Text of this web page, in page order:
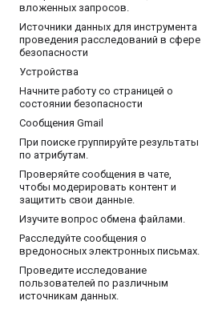
вложенных запросов.
Источники данных для инструмента
проведения расследований в сфере
безопасности
Устройства
Начните работу со страницей о
состоянии безопасности
Сообщения Gmail
При поиске группируйте результаты
по атрибутам.
Проверяйте сообщения в чате,
чтобы модерировать контент и
защитить свои данные.
Изучите вопрос обмена файлами.
Расследуйте сообщения о
вредоносных электронных письмах.
Проведите исследование
пользователей по различным
источникам данных.